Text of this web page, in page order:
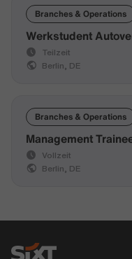
Branches & Operations
Werkstudent
Teilzeit
Berlin, DE
Branches & Operations
Management
Vollzeit
Berlin, DE